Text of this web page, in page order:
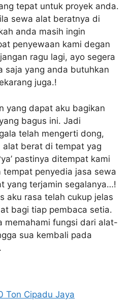
tepat untuk proyek anda.
sewa alat beratnya di
anda masih ingin
penyewaan kami degan
ragu lagi, ayo segera
saja yang anda butuhkan
juga.!
yang dapat aku bagikan
bagus ini. Jadi
telah mengerti dong,
alat berat di tempat yag
pastinya ditempat kami
penyedia jasa sewa
yang terjamin segalanya…!
aku rasa telah cukup jelas
bagi tiap pembaca setia.
memahami fungsi dari alat-
sua kembali pada
Ton Cipadu Jaya